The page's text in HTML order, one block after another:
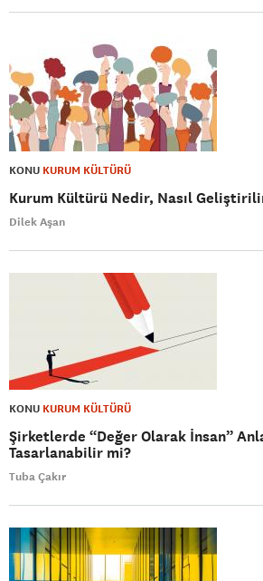
KONU KURUM KÜLTÜRÜ
Kurum Kültürü Nedir, Nasıl
Dilek Aşan
KONU KURUM KÜLTÜRÜ
Şirketlerde “Değer Olarak İnsan”
Tasarlanabilir mi?
Tuba Çakır